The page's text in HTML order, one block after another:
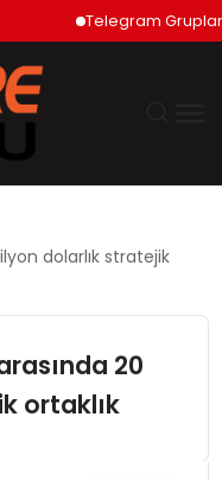
Telegram Grupları
dolarlık stratejik
20
ortaklık